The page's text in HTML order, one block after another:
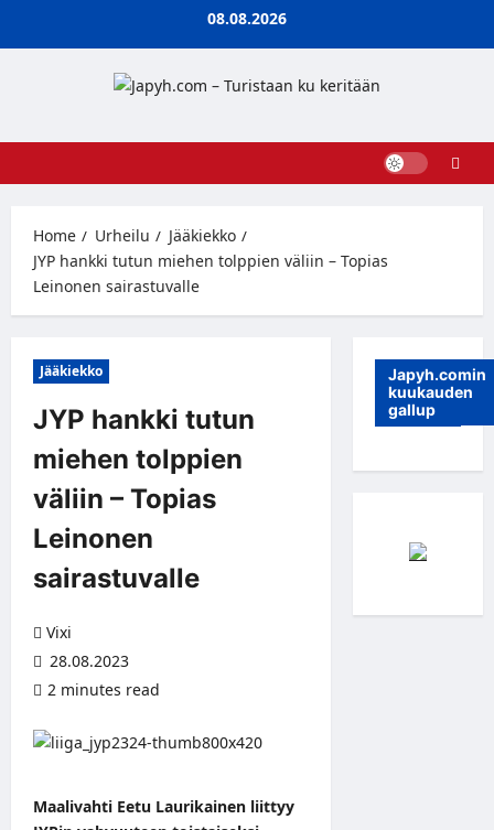
08.08.2026
Home Urheilu
Jääkiekko
JYP hankki tutun miehen tolppien väliin – Topias
Leinonen sairastuvalle
Jääkiekko
JYP hankki tutun
miehen tolppien
väliin – Topias
Leinonen
sairastuvalle
Vixi
28.08.2023
2 minutes read
Maalivahti Eetu Laurikainen liittyy
Japyh.comin
kuukauden
gallup